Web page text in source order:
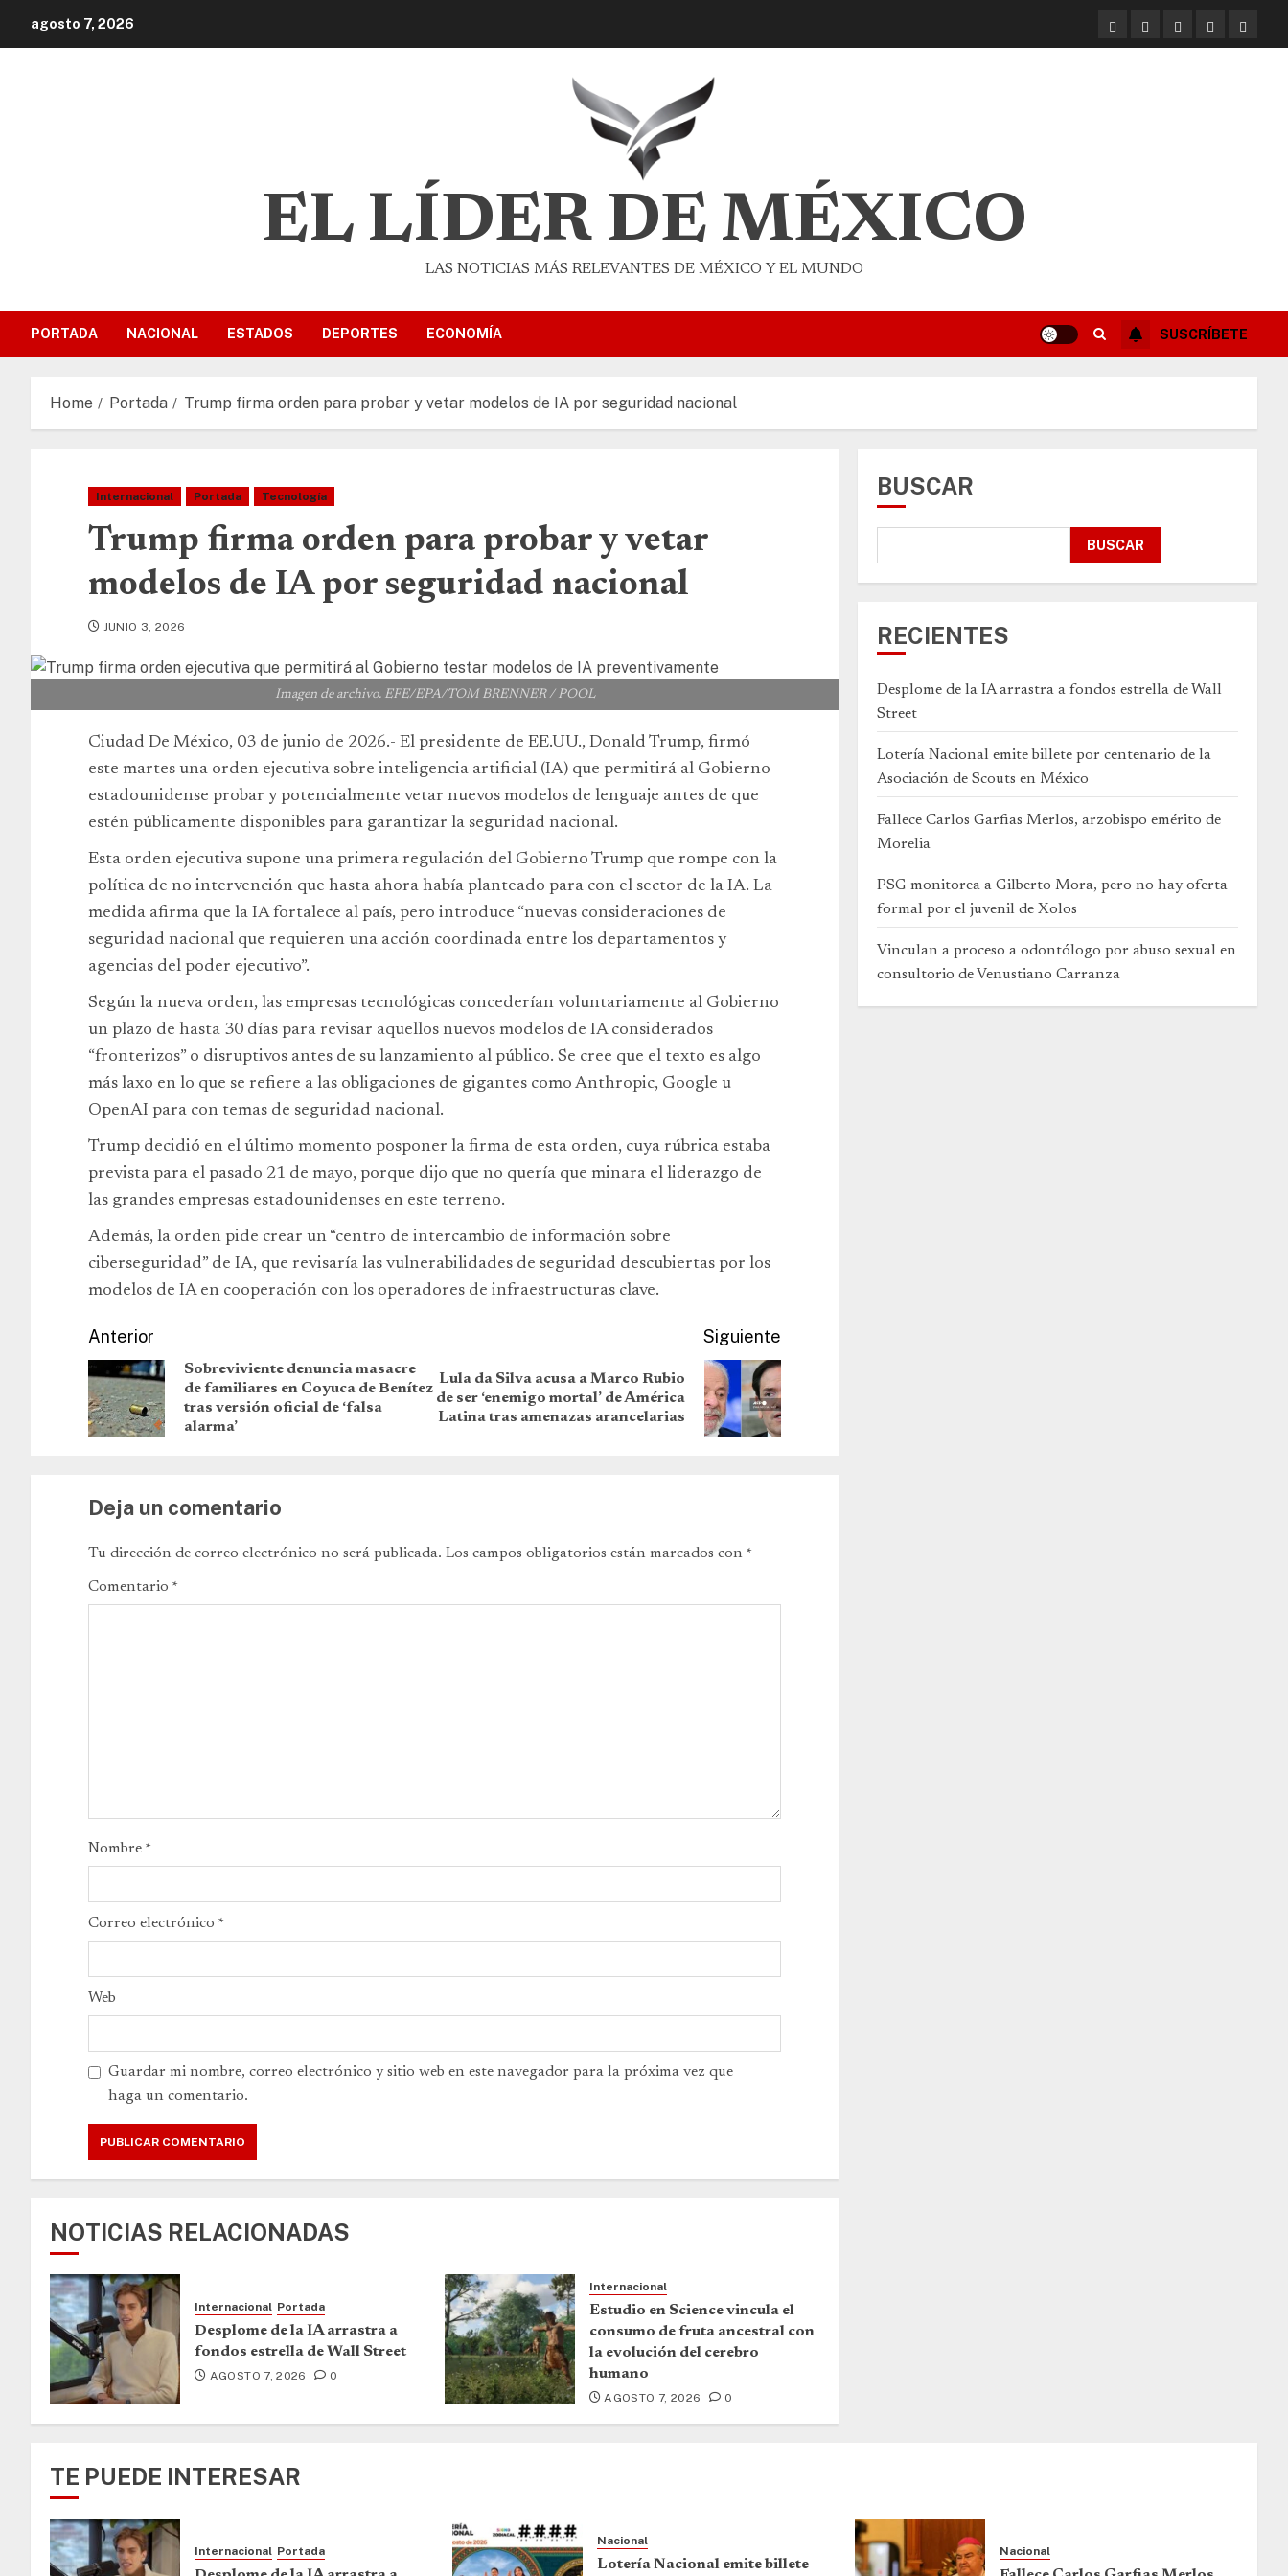
agosto 7, 2026
EL LÍDER DE MÉXICO
LAS NOTICIAS MÁS RELEVANTES DE MÉXICO Y EL MUNDO
PORTADA NACIONAL ESTADOS DEPORTES ECONOMÍA SUSCRÍBETE
Home Portada Trump firma orden para probar y vetar modelos de IA por seguridad nacional
Internacional Portada Tecnología
Trump firma orden para probar y vetar
modelos de IA por seguridad nacional
JUNIO 3, 2026
Imagen de archivo. EFE/EPA/TOM BRENNER / POOL
Ciudad De México, 03 de junio de 2026.- El presidente de EE.UU., Donald Trump, firmó
este martes una orden ejecutiva sobre inteligencia artificial (IA) que permitirá al Gobierno
estadounidense probar y potencialmente vetar nuevos modelos de lenguaje antes de que
estén públicamente disponibles para garantizar la seguridad nacional.
Esta orden ejecutiva supone una primera regulación del Gobierno Trump que rompe con la
política de no intervención que hasta ahora había planteado para con el sector de la IA. La
medida afirma que la IA fortalece al país, pero introduce “nuevas consideraciones de
seguridad nacional que requieren una acción coordinada entre los departamentos y
agencias del poder ejecutivo”.
Según la nueva orden, las empresas tecnológicas concederían voluntariamente al Gobierno
un plazo de hasta 30 días para revisar aquellos nuevos modelos de IA considerados
“fronterizos” o disruptivos antes de su lanzamiento al público. Se cree que el texto es algo
más laxo en lo que se refiere a las obligaciones de gigantes como Anthropic, Google u
OpenAI para con temas de seguridad nacional.
Trump decidió en el último momento posponer la firma de esta orden, cuya rúbrica estaba
prevista para el pasado 21 de mayo, porque dijo que no quería que minara el liderazgo de
las grandes empresas estadounidenses en este terreno.
Además, la orden pide crear un “centro de intercambio de información sobre
ciberseguridad” de IA, que revisaría las vulnerabilidades de seguridad descubiertas por los
modelos de IA en cooperación con los operadores de infraestructuras clave.
Anterior
Sobreviviente denuncia masacre
de familiares en Coyuca de Benítez
tras versión oficial de ‘falsa
alarma’
Siguiente
Lula da Silva acusa a Marco Rubio
de ser ‘enemigo mortal’ de América
Latina tras amenazas arancelarias
Deja un comentario
Tu dirección de correo electrónico no será publicada. Los campos obligatorios están marcados con *
Comentario *
Nombre *
Correo electrónico *
Web
Guardar mi nombre, correo electrónico y sitio web en este navegador para la próxima vez que
haga un comentario.
NOTICIAS RELACIONADAS
Internacional Portada
Desplome de la IA arrastra a
fondos estrella de Wall Street
AGOSTO 7, 2026 0
Internacional
Estudio en Science vincula el
consumo de fruta ancestral con
la evolución del cerebro
humano
AGOSTO 7, 2026 0
BUSCAR
BUSCAR
RECIENTES
Desplome de la IA arrastra a fondos estrella de Wall
Street
Lotería Nacional emite billete por centenario de la
Asociación de Scouts en México
Fallece Carlos Garfias Merlos, arzobispo emérito de
Morelia
PSG monitorea a Gilberto Mora, pero no hay oferta
formal por el juvenil de Xolos
Vinculan a proceso a odontólogo por abuso sexual en
consultorio de Venustiano Carranza
TE PUEDE INTERESAR
Internacional Portada
Nacional
Lotería Nacional emite billete
Nacional